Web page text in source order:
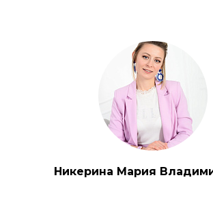
Никерина Мария